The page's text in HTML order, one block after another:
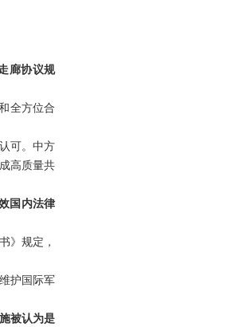
廊协议规
全方位合
可。中方
高质量共
国内法律
》规定，
护国际军
被认为是